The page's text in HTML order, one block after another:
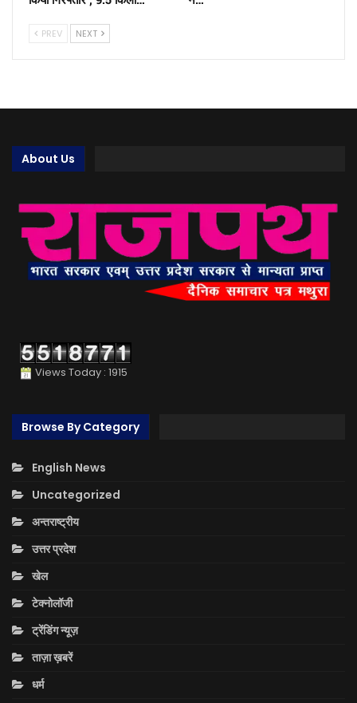
PREV NEXT
About Us
Views Today : 1915
Browse By Category
English News
Uncategorized
अन्तराष्ट्रीय
उत्तर प्रदेश
खेल
टेक्नोलॉजी
ट्रेंडिंग न्यूज़
ताज़ा ख़बरें
धर्म